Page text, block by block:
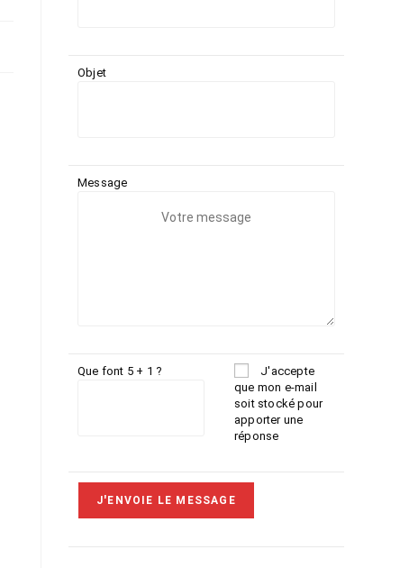
Objet
Message
Que font 5 + 1 ?
J'accepte
que mon e-mail
soit stocké pour
apporter une
réponse